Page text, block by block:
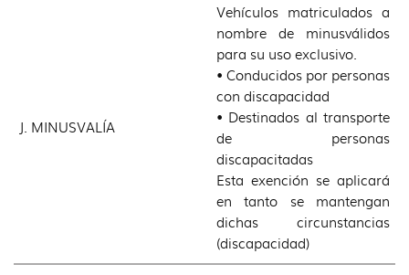
J. MINUSVALÍA
Vehículos matriculados a
nombre de minusválidos
para su uso exclusivo.
• Conducidos por personas
con discapacidad
• Destinados al transporte
de personas
discapacitadas
Esta exención se aplicará
en tanto se mantengan
dichas circunstancias
(discapacidad)